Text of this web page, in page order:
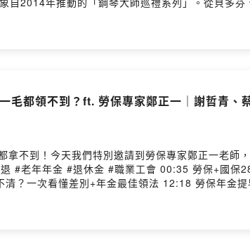
--Hosting provided by SoundOn
毛都領不到？ft. 勞保專家鄭正一｜謝哲青、
不到！今天我們特別邀請到勞保專家鄭正一老師
？一次看懂差別+年金最佳領法 12:18 勞保年金提